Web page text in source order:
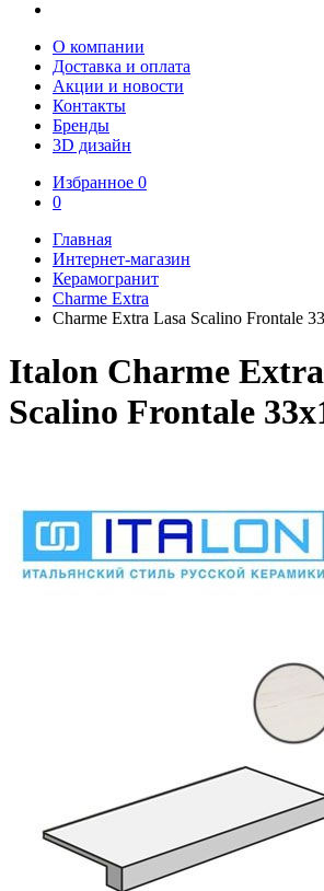
О компании
Доставка и оплата
Акции и новости
Контакты
Бренды
3D дизайн
Избранное 0
0
Главная
Интернет-магазин
Керамогранит
Charme Extra
Charme Extra Lasa Scalino Frontale
Italon Charme
Scalino Frontale